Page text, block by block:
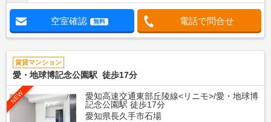
空室確認 無料 電話で問合せ
賃貸マンション
愛・地球博記念公園駅 徒歩17分
NEW
愛知高速交通東部丘陵線<リニモ>/愛・地球博
記念公園駅 徒歩17分
愛知県長久手市石場